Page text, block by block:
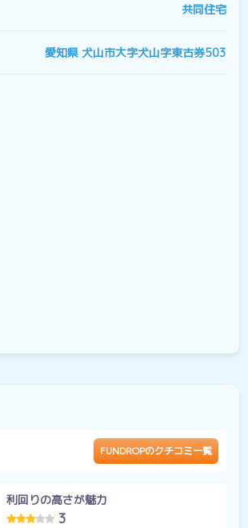
共同住宅
愛知県 犬山市大字犬山字東古券503
FUNDROPのクチコミ一覧
利回りの高さが魅力
3